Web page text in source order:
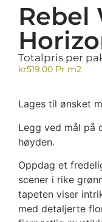
Rebel
Totalpris per
kr519.00 Pr m2
Lages til ønsket
Legg ved mål på
høyden.
Oppdag et
scener i rike
tapeten viser
med detaljerte